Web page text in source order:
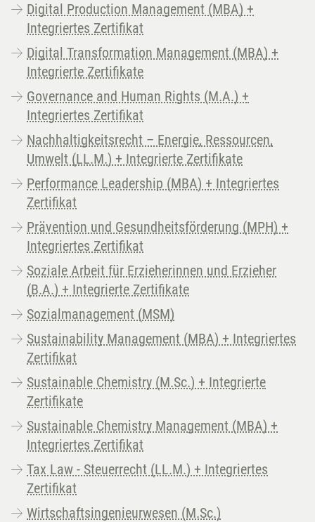
Digital Production Management (MBA) +
Integriertes Zertifikat
Digital Transformation Management (MBA) +
Integrierte Zertifikate
Governance and Human Rights (M.A.) +
Integriertes Zertifikat
Nachhaltigkeitsrecht – Energie, Ressourcen,
Umwelt (LL.M.) + Integrierte Zertifikate
Performance Leadership (MBA) + Integriertes
Zertifikat
Prävention und Gesundheitsförderung (MPH) +
Integriertes Zertifikat
Soziale Arbeit für Erzieherinnen und Erzieher
(B.A.) + Integrierte Zertifikate
Sozialmanagement (MSM)
Sustainability Management (MBA) + Integriertes
Zertifikat
Sustainable Chemistry (M.Sc.) + Integrierte
Zertifikate
Sustainable Chemistry Management (MBA) +
Integriertes Zertifikat
Tax Law - Steuerrecht (LL.M.) + Integriertes
Zertifikat
Wirtschaftsingenieurwesen (M.Sc.)